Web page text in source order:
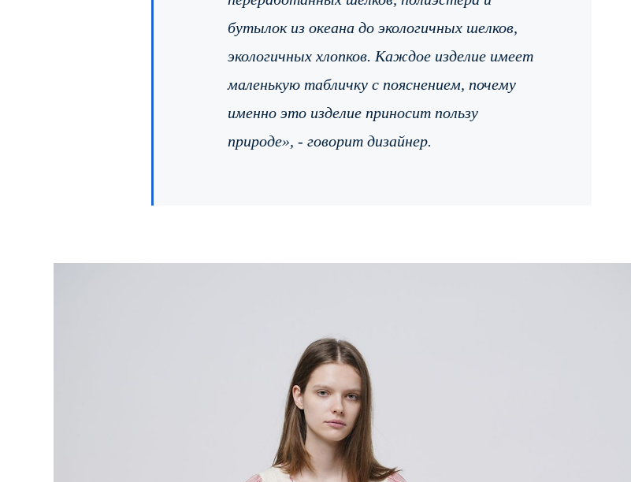
бутылок из океана до экологичных шелков,
экологичных хлопков. Каждое изделие имеет
маленькую табличку с пояснением, почему
именно это изделие приносит пользу
природе», - говорит дизайнер.